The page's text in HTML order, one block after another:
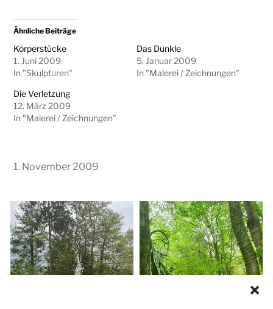
Ähnliche Beiträge
Körperstücke
1. Juni 2009
In "Skulpturen"
Das Dunkle
5. Januar 2009
In "Malerei / Zeichnungen"
Die Verletzung
12. März 2009
In "Malerei / Zeichnungen"
1. November 2009